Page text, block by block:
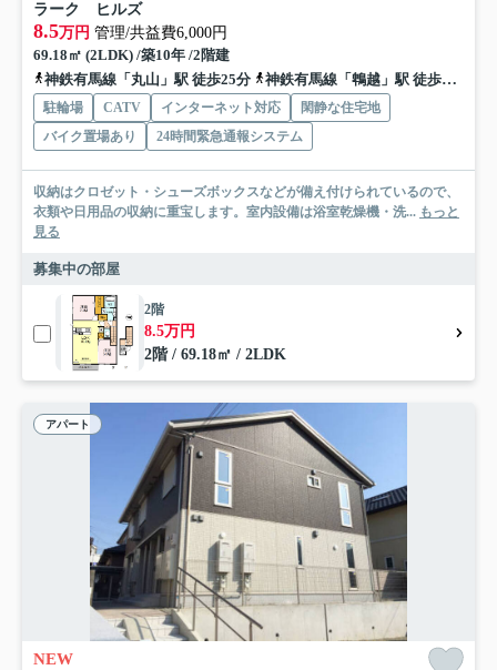
ラーク ヒルズ
8.5万円 管理/共益費6,000円
69.18㎡ (2LDK) /築10年 /2階建
神鉄有馬線「丸山」駅 徒歩25分
神鉄有馬線「鵯越」駅 徒歩25分
駐輪場 CATV インターネット対応
閑静な住宅地
バイク置場あり
24時間緊急通報システム
収納はクロゼット・シューズボックスなどが備え付けられているので、
衣類や日用品の収納に重宝します。室内設備は浴室乾燥機・洗... もっと
見る
募集中の部屋
2階
8.5万円
2階 / 69.18㎡ / 2LDK
アパート
NEW